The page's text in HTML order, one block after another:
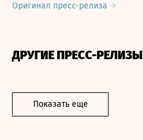
Оригинал пресс-релиза
ДРУГИЕ ПРЕСС-РЕЛИЗЫ
Показать еще